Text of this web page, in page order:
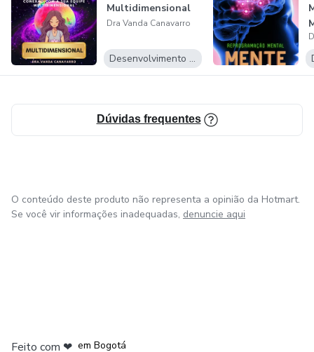
• Criadora de técnica Ativação 12 Fitas ADN
Cursos:
• workshops Access Consciousness®
• Medicina Integrativa Quântica formada pelo Dr.Amit
Goswami
Multidimensional
Dra Vanda Canavarro
Desenvolvimento Pessoal
Dúvidas frequentes
O conteúdo deste produto não representa a opinião da Hotmart.
Se você vir informações inadequadas, denuncie aqui
Feito com ❤ em Bogotá